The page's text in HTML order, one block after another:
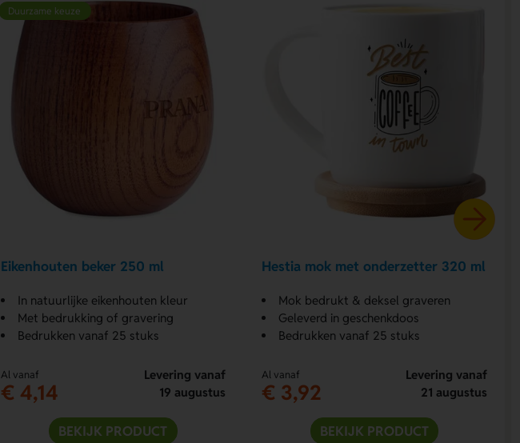
Duurzame keuze
Eikenhouten beker 250 ml
In natuurlijke eikenhouten kleur
Met bedrukking of gravering
Bedrukken vanaf 25 stuks
Al vanaf
€ 4,14
Levering vanaf
19 augustus
BEKIJK PRODUCT
Hestia mok met onderzetter 320 ml
Mok bedrukt & deksel graveren
Geleverd in geschenkdoos
Bedrukken vanaf 25 stuks
Al vanaf
€ 3,92
Levering vanaf
21 augustus
BEKIJK PRODUCT